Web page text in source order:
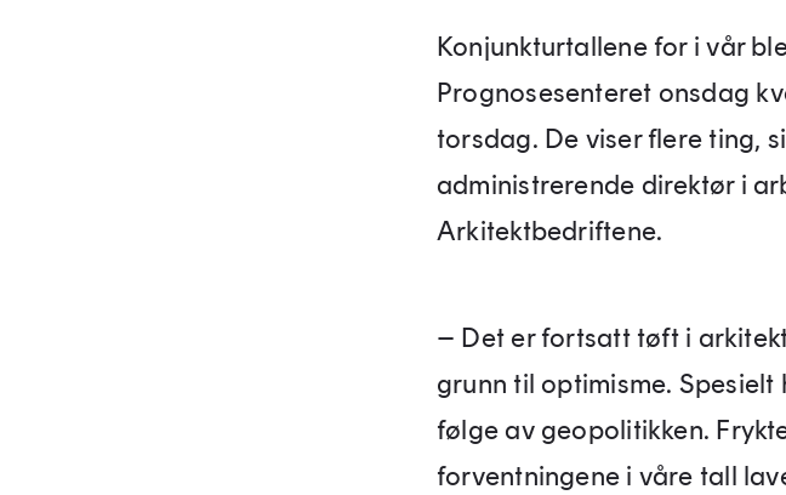
Konjunkturtallene for i vår
Prognosesenteret onsdag
torsdag. De viser flere ting,
administrerende direktør i
Arkitektbedriftene.
– Det er fortsatt tøft i
grunn til optimisme. Spesielt
følge av geopolitikken.
forventningene i våre tall